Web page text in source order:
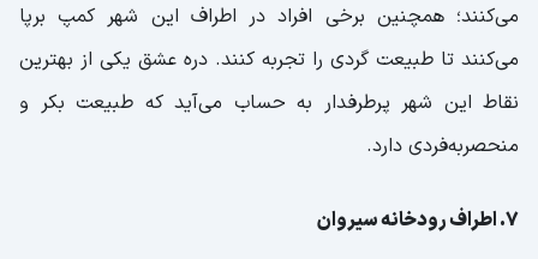
می‌کنند؛ همچنین برخی افراد در اطراف این شهر کمپ برپا
می‌کنند تا طبیعت گردی را تجربه کنند. دره عشق یکی از بهترین
نقاط این شهر پرطرفدار به حساب می‌آید که طبیعت بکر و
منحصربه‌فردی دارد.
7. اطراف رودخانه سیروان